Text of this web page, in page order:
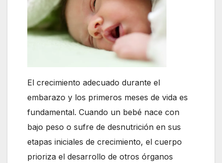
El crecimiento adecuado durante el
embarazo y los primeros meses de vida es
fundamental. Cuando un bebé nace con
bajo peso o sufre de desnutrición en sus
etapas iniciales de crecimiento, el cuerpo
prioriza el desarrollo de otros órganos